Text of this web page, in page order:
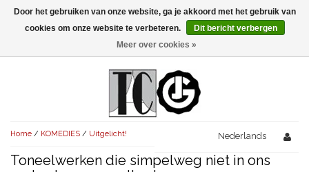
Menu
AVONDVULLEND (+75')
KORT (-30')
AVONDVULLEND (+75')
AVONDVULLEND (+75')
Home / KOMEDIES / Uitgelicht! Nederlands
Toneelwerken die simpelweg niet in ons
Door het gebruiken van onze website, ga je akkoord met het gebruik van
cookies om onze website te verbeteren.
Dit bericht verbergen
Meer over cookies »